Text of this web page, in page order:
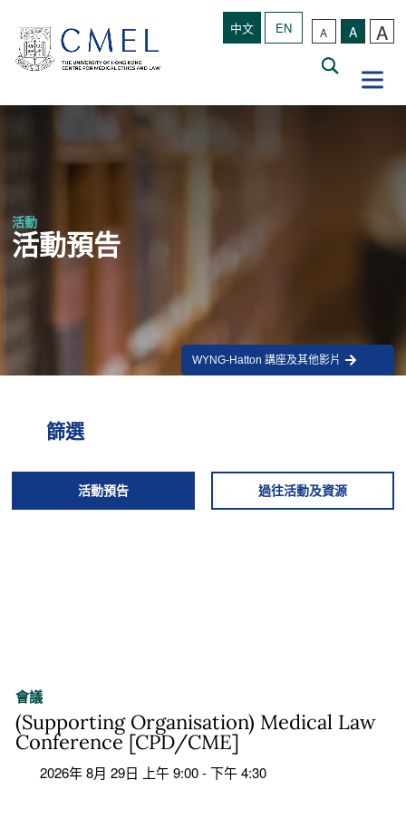
中文 EN A A A
活動
活動預告
WYNG-Hatton 講座及其他影片
篩選
活動預告 過往活動及資源
會議
(Supporting Organisation) Medical Law
Conference [CPD/CME]
2026年 8月 29日 上午 9:00 - 下午 4:30